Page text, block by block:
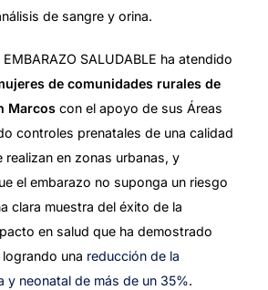
de sangre y orina.
SALUDABLE ha atendido
de comunidades rurales de
Marcos con el apoyo de sus Áreas
controles prenatales de una calidad
realizan en zonas urbanas, y
el embarazo no suponga un riesgo
clara muestra del éxito de la
en salud que ha demostrado
una reducción de la
y neonatal de más de un 35%.